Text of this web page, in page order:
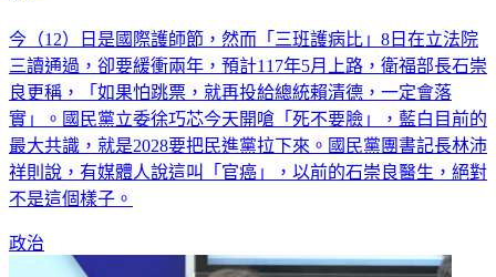
今（12）日是國際護師節，然而「三班護病比」8日在立法院
三讀通過，卻要緩衝兩年，預計117年5月上路，衛福部長石崇
良更稱，「如果怕跳票，就再投給總統賴清德，一定會落
實」。國民黨立委徐巧芯今天開嗆「死不要臉」，藍白目前的
最大共識，就是2028要把民進黨拉下來。國民黨團書記長林沛
祥則說，有媒體人說這叫「官癌」，以前的石崇良醫生，絕對
不是這個樣子。
政治